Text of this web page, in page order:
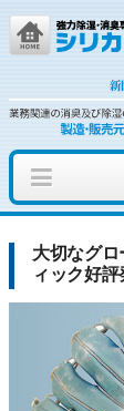
シリカクリン
大切なグ
ィック好